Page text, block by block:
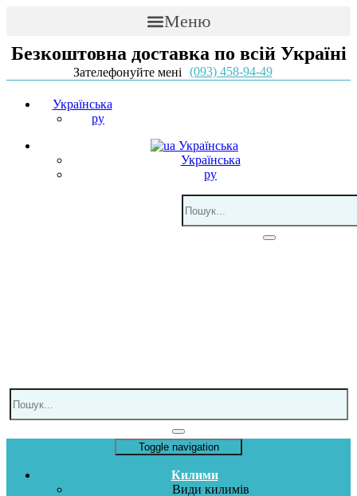
Меню
Безкоштовна доставка по всій Україні
Зателефонуйте мені (093) 458-94-49
Українська
ру
Українська
Українська
ру
Toggle navigation
Килими
Види килимів